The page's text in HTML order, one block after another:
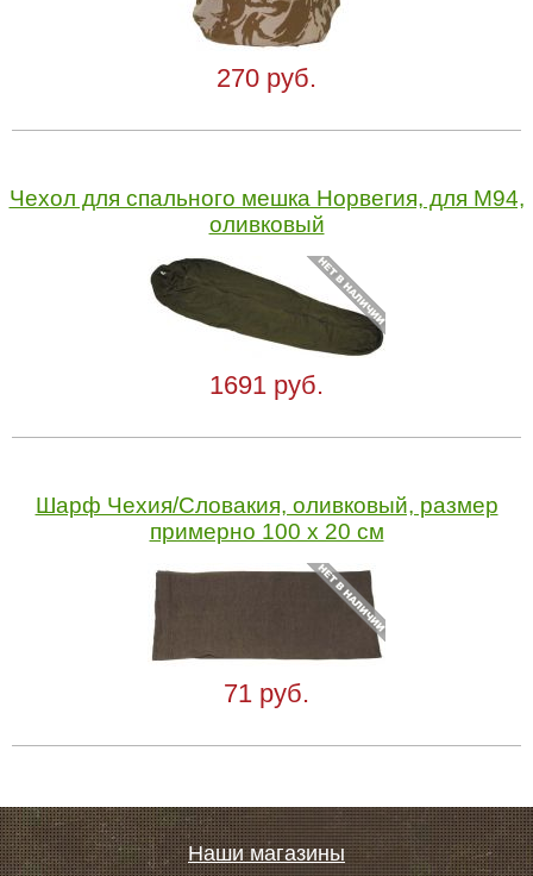
270 руб.
Чехол для спального мешка Норвегия, для M94,
оливковый
1691 руб.
Шарф Чехия/Словакия, оливковый, размер
примерно 100 x 20 см
71 руб.
Наши магазины